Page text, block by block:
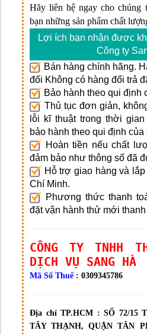
Hãy liên hệ ngay cho chúng
bạn những sản phẩm chất
Lợi ích bạn nhận được
Công ty
Bán hàng chính hãng.
đối Không có hàng đổi trả
Bảo hành theo qui định
Thủ tục đơn giản,
lỗi kĩ thuật trong thời
bảo hành theo qui định của
Hoàn tiền nếu chất
đảm bảo như thông số đã
Hỗ trợ giao hàng và
Chí Minh.
Phương thức thanh
đặt vận hành thử mới thanh
CÔNG TY TNHH
DỊCH VỤ SANG HÀ
Mã Số Thuế : 0309345786
Địa chỉ TP.HCM : SỐ 72/15
TÂY THẠNH, QUẬN TÂN